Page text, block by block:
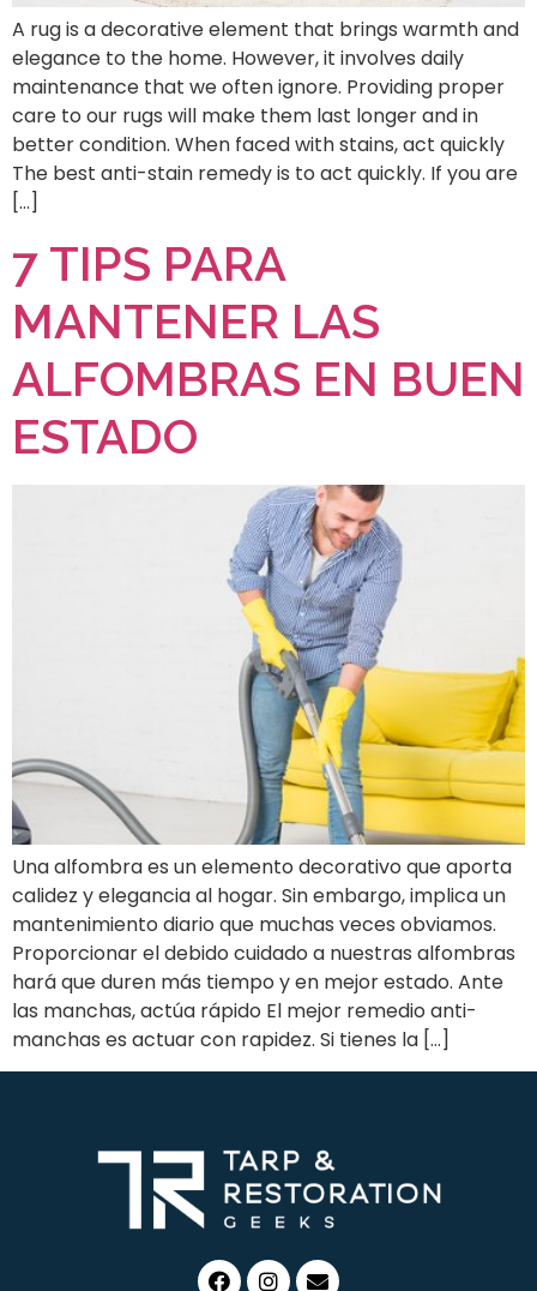
A rug is a decorative element that brings warmth and
elegance to the home. However, it involves daily
maintenance that we often ignore. Providing proper
care to our rugs will make them last longer and in
better condition. When faced with stains, act quickly
The best anti-stain remedy is to act quickly. If you are
[…]
7 TIPS PARA
MANTENER LAS
ALFOMBRAS EN BUEN
ESTADO
Una alfombra es un elemento decorativo que aporta
calidez y elegancia al hogar. Sin embargo, implica un
mantenimiento diario que muchas veces obviamos.
Proporcionar el debido cuidado a nuestras alfombras
hará que duren más tiempo y en mejor estado. Ante
las manchas, actúa rápido El mejor remedio anti-
manchas es actuar con rapidez. Si tienes la […]